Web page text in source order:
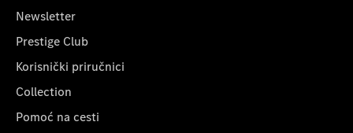
Newsletter
Prestige Club
Korisnički priručnici
Collection
Pomoć na cesti